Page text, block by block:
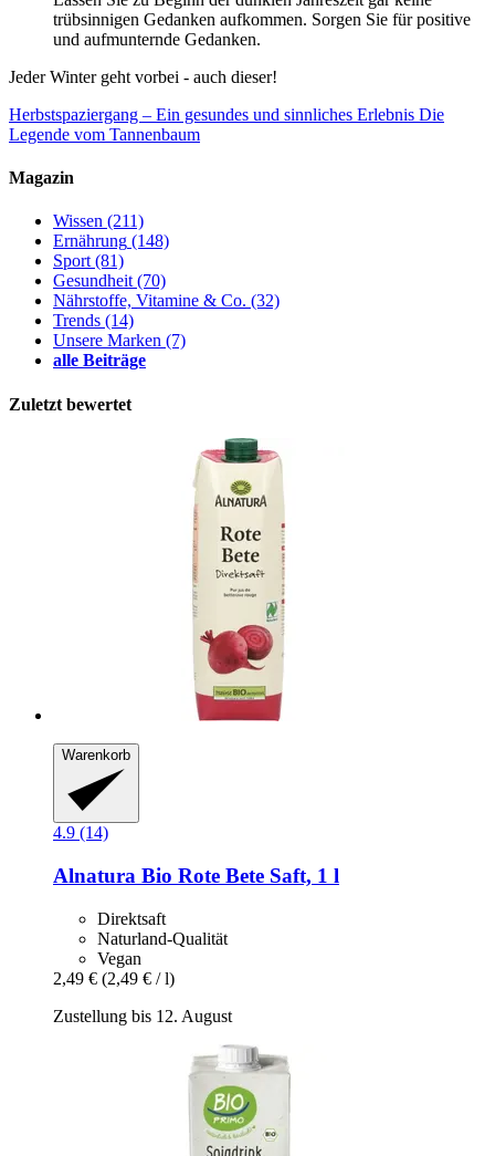
trübsinnigen Gedanken aufkommen. Sorgen Sie für positive
und aufmunternde Gedanken.
Jeder Winter geht vorbei - auch dieser!
Herbstspaziergang – Ein gesundes und sinnliches Erlebnis Die
Legende vom Tannenbaum
Magazin
Wissen (211)
Ernährung (148)
Sport(81)
Gesundheit(70)
Nährstoffe, Vitamine & Co. (32)
Trends (14)
Unsere Marken (7)
alle Beiträge
Zuletzt bewertet
Warenkorb
4.9 (14)
Alnatura Bio Rote Bete Saft, 1 l
Direktsaft
Naturland-Qualität
Vegan
2,49 € (2,49 € / l)
Zustellung bis 12. August